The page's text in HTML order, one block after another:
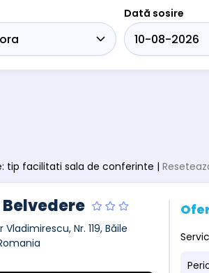
Dată sosire
tip facilitati sala de conferinte |
Vladimirescu, Nr. 119, Băile